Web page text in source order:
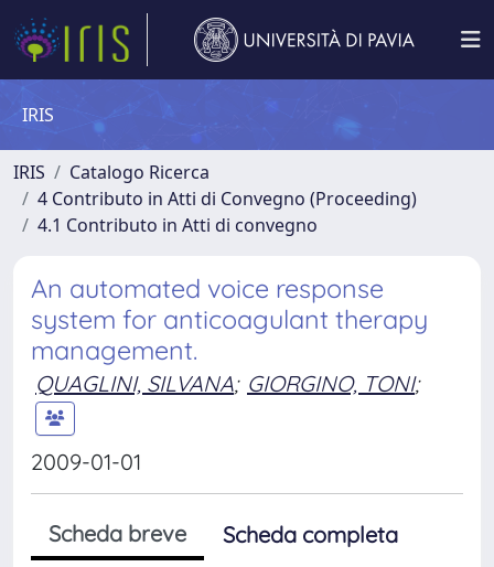
IRIS
IRIS
Catalogo Ricerca
4 Contributo in Atti di Convegno (Proceeding)
4.1 Contributo in Atti di convegno
An automated voice response
system for anticoagulant therapy
management.
QUAGLINI, SILVANA; GIORGINO, TONI;
2009-01-01
Scheda breve
Scheda completa